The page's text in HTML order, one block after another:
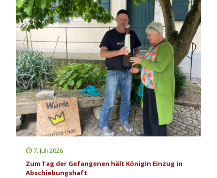
7. Juli 2026
Zum Tag der Gefangenen hält Königin Einzug in
Abschiebungshaft